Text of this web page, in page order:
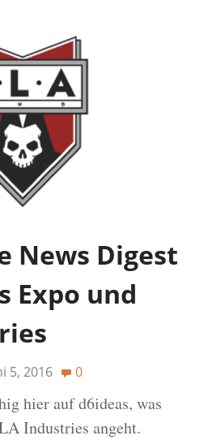
News Digest
Expo und
5, 2016 0
hier auf d6ideas, was
Industries angeht.